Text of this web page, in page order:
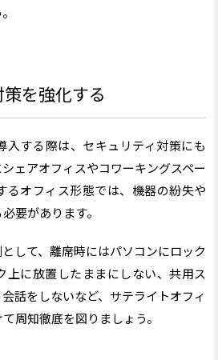
を強化する
入する際は、セキュリティ対策にも
ェアオフィスやコワーキングスペー
るオフィス形態では、機器の紛失や
要があります。
して、離席時にはパソコンにロック
上に放置したままにしない、共用ス
話をしないなど、サテライトオフィ
周知徹底を図りましょう。